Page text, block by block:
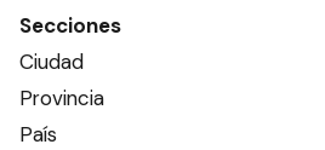
Secciones
Ciudad
Provincia
País